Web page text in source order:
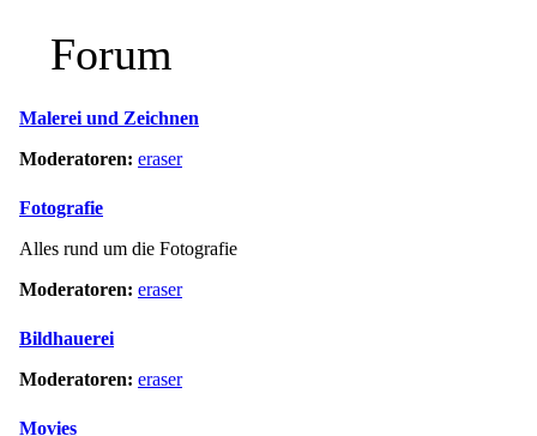
Forum
Malerei und Zeichnen
Moderatoren: eraser
Fotografie
Alles rund um die Fotografie
Moderatoren: eraser
Bildhauerei
Moderatoren: eraser
Movies